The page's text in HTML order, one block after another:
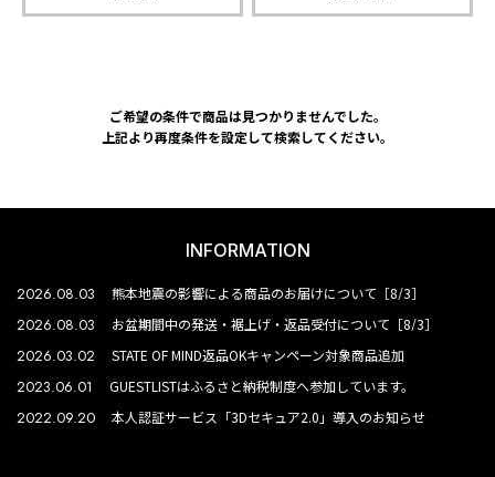
ご希望の条件で商品は見つかりませんでした。
上記より再度条件を設定して検索してください。
INFORMATION
2026.08.03 熊本地震の影響による商品のお届けについて［8/3］
2026.08.03 お盆期間中の発送・裾上げ・返品受付について［8/3］
2026.03.02 STATE OF MIND返品OKキャンペーン対象商品追加
2023.06.01 GUESTLISTはふるさと納税制度へ参加しています。
2022.09.20 本人認証サービス「3Dセキュア2.0」導入のお知らせ